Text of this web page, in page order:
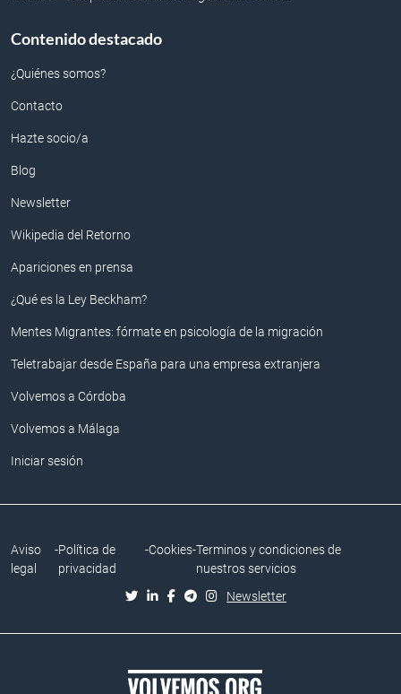
Contenido destacado
¿Quiénes somos?
Contacto
Hazte socio/a
Blog
Newsletter
Wikipedia del Retorno
Apariciones en prensa
¿Qué es la Ley Beckham?
Mentes Migrantes: fórmate en psicología de la migración
Teletrabajar desde España para una empresa extranjera
Volvemos a Córdoba
Volvemos a Málaga
Iniciar sesión
Aviso
legal
-Política de
privacidad
-Cookies-Terminos y condiciones de
nuestros servicios
Newsletter